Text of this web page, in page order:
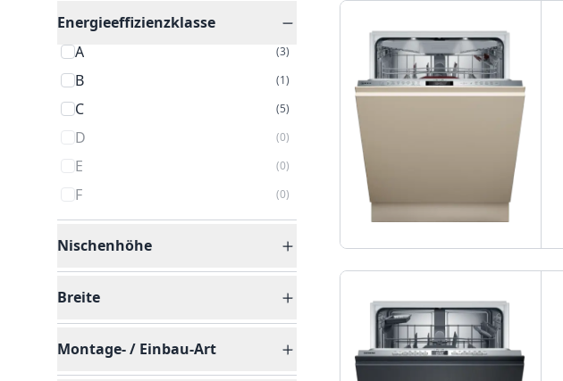
Energieeffizienzklasse
A
(3)
B (1)
C (5)
D (0)
E (0)
F (0)
Nischenhöhe
Breite
Montage- / Einbau-Art